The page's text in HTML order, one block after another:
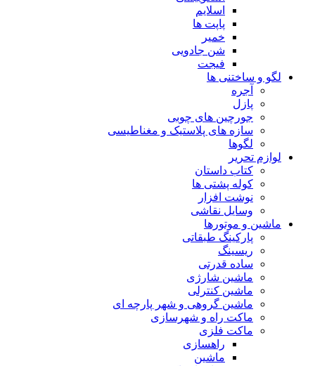
اسلایم
پاپت ها
خمیر
شن جادویی
فیجت
لگو و ساختنی ها
آجره
پازل
جورچین های چوبی
سازه های پلاستیک و مغناطیسی
لگوها
لوازم تحریر
کتاب داستان
کوله پشتی ها
نوشت افزار
وسایل نقاشی
ماشین و موتورها
پارکینگ طبقاتی
ریسینگ
ساده قدرتی
ماشین شارژی
ماشین کنترلی
ماشین گروهی و شهر پارچه ای
ماکت راه و شهرسازی
ماکت فلزی
راهسازی
ماشین